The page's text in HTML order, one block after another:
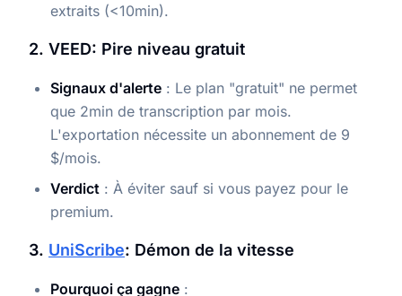
extraits (<10min).
2. VEED: Pire niveau gratuit
Signaux d'alerte : Le plan "gratuit" ne permet
que 2min de transcription par mois.
L'exportation nécessite un abonnement de 9
$/mois.
Verdict : À éviter sauf si vous payez pour le
premium.
3. UniScribe: Démon de la vitesse
Pourquoi ça gagne :